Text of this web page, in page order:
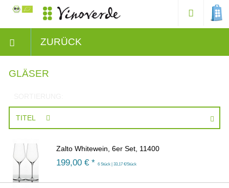
ZURÜCK
GLÄSER
TITEL
Zalto Whitewein, 6er Set, 11400
199,00 € * 6 Stück | 33,17 €/Stück